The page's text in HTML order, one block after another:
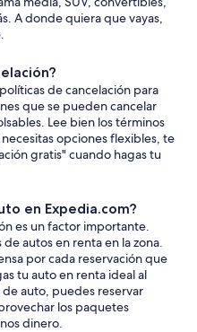
A donde quiera que vayas,
de cancelación para
que se pueden cancelar
Lee bien los términos
opciones flexibles, te
gratis" cuando hagas tu
en Expedia.com?
es un factor importante.
autos en renta en la zona.
por cada reservación que
tu auto en renta ideal al
auto, puedes reservar
los paquetes
dinero.